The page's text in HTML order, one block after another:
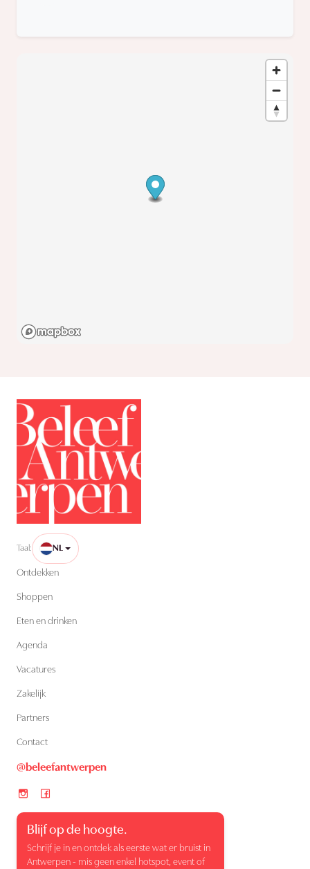
Taal: NL
Ontdekken
Shoppen
Eten en drinken
Agenda
Vacatures
Zakelijk
Partners
Contact
@beleefantwerpen
Blijf op de hoogte.
Schrijf je in en ontdek als eerste wat er bruist in
Antwerpen - mis geen enkel hotspot, event of